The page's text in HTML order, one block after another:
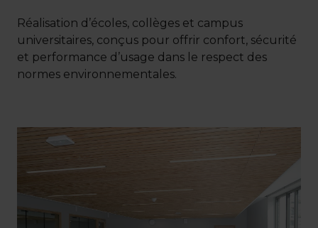
Réalisation d’écoles, collèges et campus
universitaires, conçus pour offrir confort, sécurité
et performance d’usage dans le respect des
normes environnementales.